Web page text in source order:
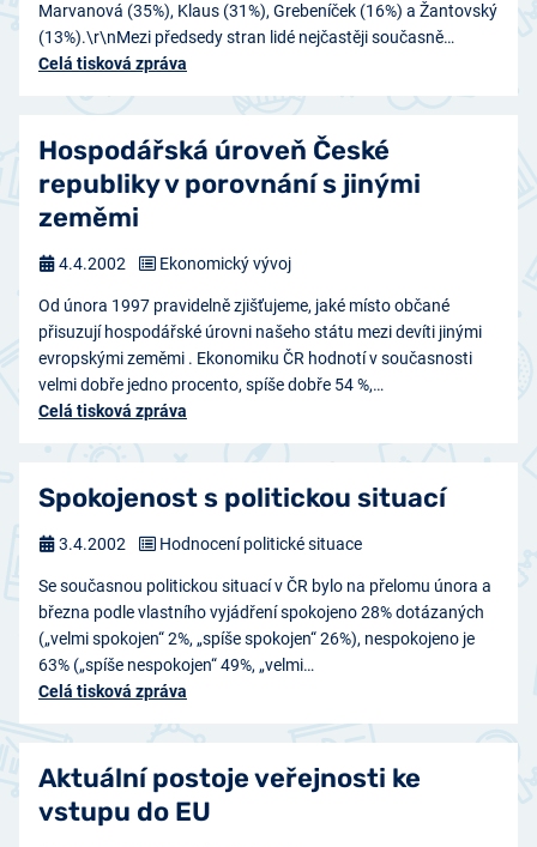
Marvanová (35%), Klaus (31%), Grebeníček (16%) a Žantovský
(13%).\r\nMezi předsedy stran lidé nejčastěji současně…
Celá tisková zpráva
Hospodářská úroveň České
republiky v porovnání s jinými
zeměmi
Od února 1997 pravidelně zjišťujeme, jaké místo občané
přisuzují hospodářské úrovni našeho státu mezi devíti jinými
evropskými zeměmi . Ekonomiku ČR hodnotí v současnosti
velmi dobře jedno procento, spíše dobře 54 %,…
Celá tisková zpráva
4.4.2002 Ekonomický vývoj
Spokojenost s politickou situací
Se současnou politickou situací v ČR bylo na přelomu února a
března podle vlastního vyjádření spokojeno 28% dotázaných
(„velmi spokojen“ 2%, „spíše spokojen“ 26%), nespokojeno je
63% („spíše nespokojen“ 49%, „velmi…
Celá tisková zpráva
3.4.2002 Hodnocení politické situace
Aktuální postoje veřejnosti ke
vstupu do EU